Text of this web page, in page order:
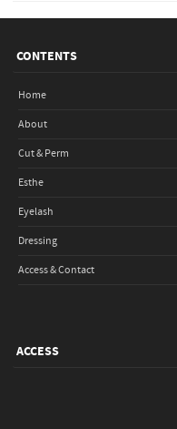
CONTENTS
Home
About
Cut & Perm
Esthe
Eyelash
Dressing
Access & Contact
ACCESS